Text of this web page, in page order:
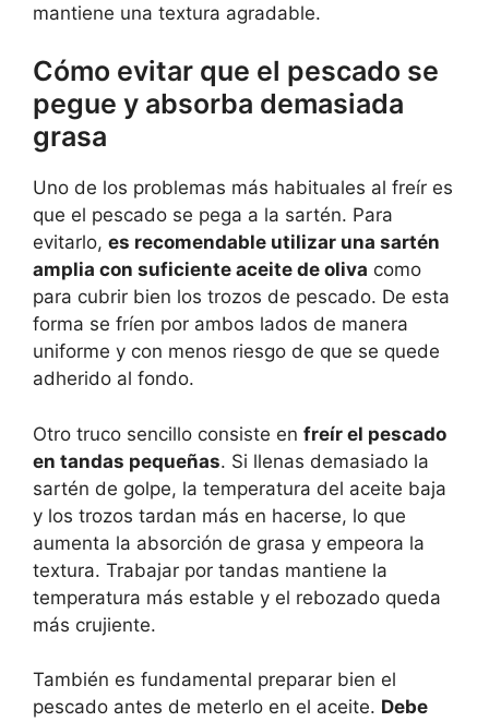
mantiene una textura agradable.
Cómo evitar que el pescado se
pegue y absorba demasiada
grasa
Uno de los problemas más habituales al freír es
que el pescado se pega a la sartén. Para
evitarlo, es recomendable utilizar una sartén
amplia con suficiente aceite de oliva como
para cubrir bien los trozos de pescado. De esta
forma se fríen por ambos lados de manera
uniforme y con menos riesgo de que se quede
adherido al fondo.
Otro truco sencillo consiste en freír el pescado
en tandas pequeñas. Si llenas demasiado la
sartén de golpe, la temperatura del aceite baja
y los trozos tardan más en hacerse, lo que
aumenta la absorción de grasa y empeora la
textura. Trabajar por tandas mantiene la
temperatura más estable y el rebozado queda
más crujiente.
También es fundamental preparar bien el
pescado antes de meterlo en el aceite. Debe